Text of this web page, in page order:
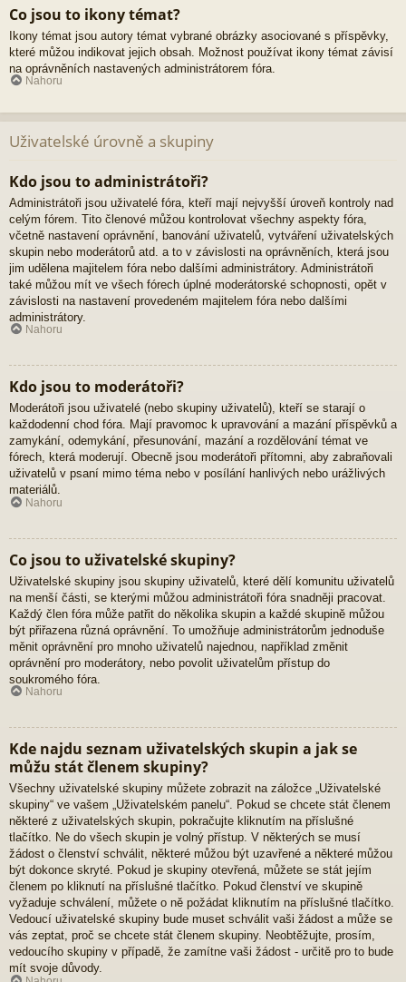
Co jsou to ikony témat?
Ikony témat jsou autory témat vybrané obrázky asociované s příspěvky,
které můžou indikovat jejich obsah. Možnost používat ikony témat závisí
na oprávněních nastavených administrátorem fóra.
Nahoru
Uživatelské úrovně a skupiny
Kdo jsou to administrátoři?
Administrátoři jsou uživatelé fóra, kteří mají nejvyšší úroveň kontroly nad
celým fórem. Tito členové můžou kontrolovat všechny aspekty fóra,
včetně nastavení oprávnění, banování uživatelů, vytváření uživatelských
skupin nebo moderátorů atd. a to v závislosti na oprávněních, která jsou
jim udělena majitelem fóra nebo dalšími administrátory. Administrátoři
také můžou mít ve všech fórech úplné moderátorské schopnosti, opět v
závislosti na nastavení provedeném majitelem fóra nebo dalšími
administrátory.
Nahoru
Kdo jsou to moderátoři?
Moderátoři jsou uživatelé (nebo skupiny uživatelů), kteří se starají o
každodenní chod fóra. Mají pravomoc k upravování a mazání příspěvků a
zamykání, odemykání, přesunování, mazání a rozdělování témat ve
fórech, která moderují. Obecně jsou moderátoři přítomni, aby zabraňovali
uživatelů v psaní mimo téma nebo v posílání hanlivých nebo urážlivých
materiálů.
Nahoru
Co jsou to uživatelské skupiny?
Uživatelské skupiny jsou skupiny uživatelů, které dělí komunitu uživatelů
na menší části, se kterými můžou administrátoři fóra snadněji pracovat.
Každý člen fóra může patřit do několika skupin a každé skupině můžou
být přiřazena různá oprávnění. To umožňuje administrátorům jednoduše
měnit oprávnění pro mnoho uživatelů najednou, například změnit
oprávnění pro moderátory, nebo povolit uživatelům přístup do
soukromého fóra.
Nahoru
Kde najdu seznam uživatelských skupin a jak se
můžu stát členem skupiny?
Všechny uživatelské skupiny můžete zobrazit na záložce „Uživatelské
skupiny“ ve vašem „Uživatelském panelu“. Pokud se chcete stát členem
některé z uživatelských skupin, pokračujte kliknutím na příslušné
tlačítko. Ne do všech skupin je volný přístup. V některých se musí
žádost o členství schválit, některé můžou být uzavřené a některé můžou
být dokonce skryté. Pokud je skupiny otevřená, můžete se stát jejím
členem po kliknutí na příslušné tlačítko. Pokud členství ve skupině
vyžaduje schválení, můžete o ně požádat kliknutím na příslušné tlačítko.
Vedoucí uživatelské skupiny bude muset schválit vaši žádost a může se
vás zeptat, proč se chcete stát členem skupiny. Neobtěžujte, prosím,
vedoucího skupiny v případě, že zamítne vaši žádost - určitě pro to bude
mít svoje důvody.